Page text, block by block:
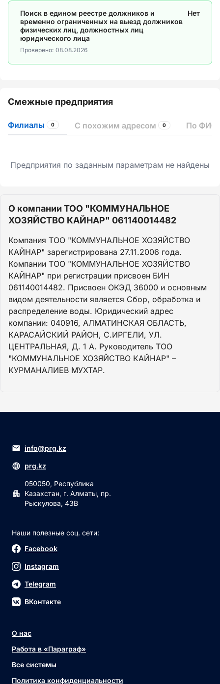
Поиск в едином реестре должников и
временно ограниченных на выезд должников
физических лиц, должностных лиц
юридического лица
Нет
Проверено: 08.08.2026
Смежные предприятия
Филиалы 0 С похожим адресом 0 По ФИО
Предприятия по заданным параметрам не найдены
О компании ТОО "КОММУНАЛЬНОЕ
ХОЗЯЙСТВО КАЙНАР" 061140014482
Компания ТОО "КОММУНАЛЬНОЕ ХОЗЯЙСТВО
КАЙНАР" зарегистрирована 27.11.2006 года.
Компании ТОО "КОММУНАЛЬНОЕ ХОЗЯЙСТВО
КАЙНАР" при регистрации присвоен БИН
061140014482. Присвоен ОКЭД 36000 и основным
видом деятельности является Сбор, обработка и
распределение воды. Юридический адрес
компании: 040916, АЛМАТИНСКАЯ ОБЛАСТЬ,
КАРАСАЙСКИЙ РАЙОН, С.ИРГЕЛИ, УЛ.
ЦЕНТРАЛЬНАЯ, Д. 1 А. Руководитель ТОО
"КОММУНАЛЬНОЕ ХОЗЯЙСТВО КАЙНАР" –
КУРМАНАЛИЕВ МУХТАР.
info@prg.kz
prg.kz
050050, Республика
Казахстан, г. Алматы, пр.
Рыскулова, 43В
Наши полезные соц. сети:
Facebook
Instagram
Telegram
ВКонтакте
О нас
Работа в «Параграф»
Все системы
Политика конфиденциальности